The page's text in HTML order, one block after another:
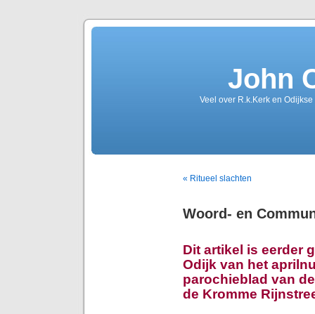
John
Veel over R.k.Kerk en
« Ritueel slachten
Woord- en
Dit artikel is eerder
Odijk van het
parochieblad van
de Kromme